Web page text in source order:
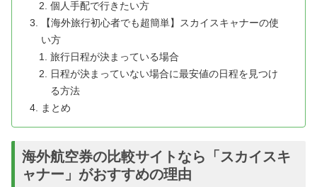
個人手配で行きたい方
【海外旅行初心者でも超簡単】スカイスキャナーの使
い方
旅行日程が決まっている場合
日程が決まっていない場合に最安値の日程を見つけ
る方法
まとめ
海外航空券の比較サイトなら「スカイスキ
ャナー」がおすすめの理由